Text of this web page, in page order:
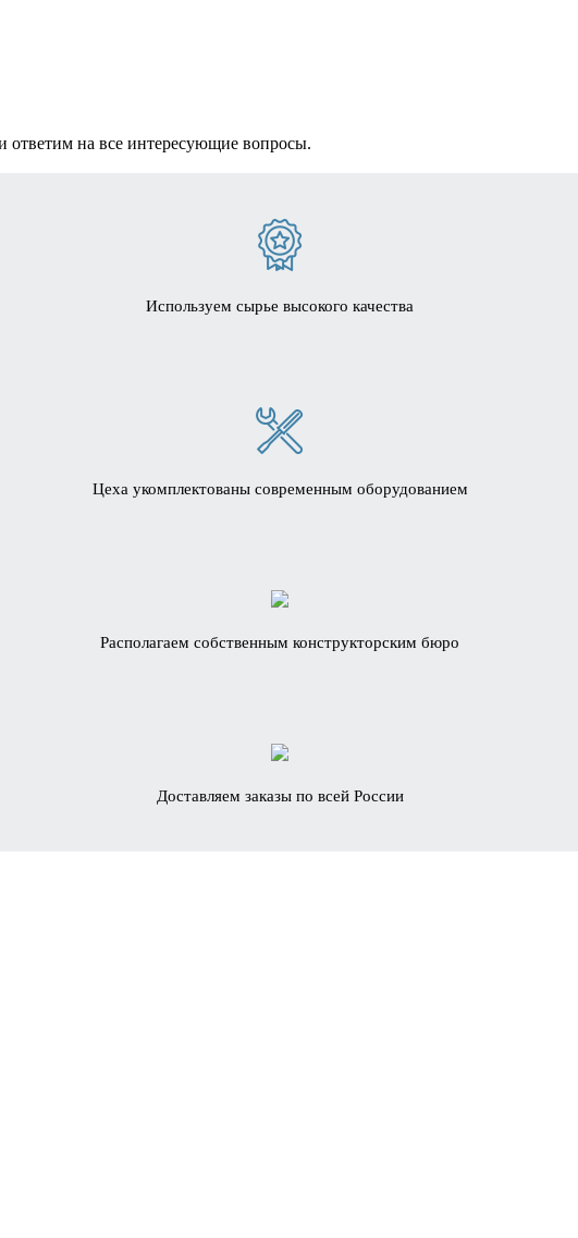
на все интересующие вопросы.
Используем сырье высокого качества
Цеха укомплектованы современным оборудованием
Располагаем собственным конструкторским бюро
Доставляем заказы по всей России